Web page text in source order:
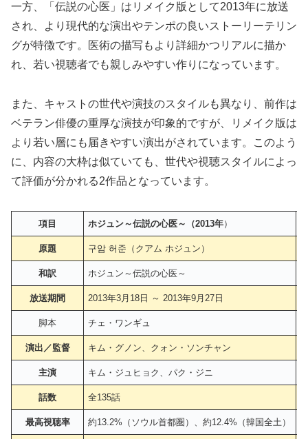
一方、「伝説の心医」はリメイク版として2013年に放送
され、より現代的な演出やテンポの良いストーリーテリン
グが特徴です。医術の描写もより詳細かつリアルに描か
れ、若い視聴者でも親しみやすい作りになっています。
また、キャストの世代や演技のスタイルも異なり、前作は
ベテラン俳優の重厚な演技が印象的ですが、リメイク版は
より若い層にも届きやすい演出がされています。このよう
に、内容の大枠は似ていても、世代や視聴スタイルによっ
て評価が分かれる2作品となっています。
項目 ホジュン～伝説の心医～（2013年）
原題 구암 허준（クアム ホジュン）
和訳 ホジュン～伝説の心医～
放送期間 2013年3月18日 ～ 2013年9月27日
脚本 チェ・ワンギュ
演出／監督 キム・グノン、クォン・ソンチャン
主演 キム・ジュヒョク、パク・ジニ
話数 全135話
最高視聴率 約13.2%（ソウル首都圏）、約12.4%（韓国全土）